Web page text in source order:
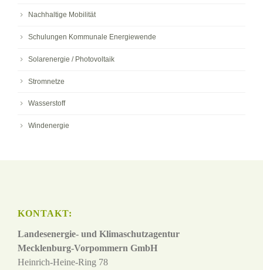
Nachhaltige Mobilität
Schulungen Kommunale Energiewende
Solarenergie / Photovoltaik
Stromnetze
Wasserstoff
Windenergie
KONTAKT:
Landesenergie- und Klimaschutzagentur
Mecklenburg-Vorpommern GmbH
Heinrich-Heine-Ring 78